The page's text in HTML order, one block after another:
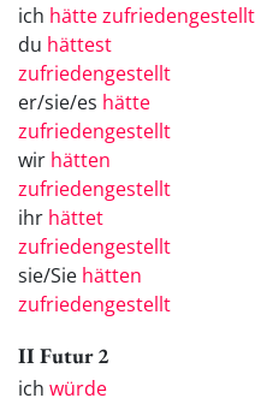
ich hätte zufriedengestellt
du hättest
zufriedengestellt
er/sie/es hätte
zufriedengestellt
wir hätten
zufriedengestellt
ihr hättet
zufriedengestellt
sie/Sie hätten
zufriedengestellt
II Futur 2
ich würde